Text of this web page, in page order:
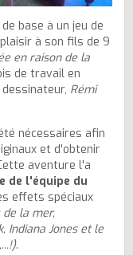
base à un jeu de
à son fils de 9
en raison de la
de travail en
Rémi
nécessaires afin
et d'obtenir
aventure l'a
de l'équipe du
effets spéciaux
la mer,
Indiana Jones et le
.